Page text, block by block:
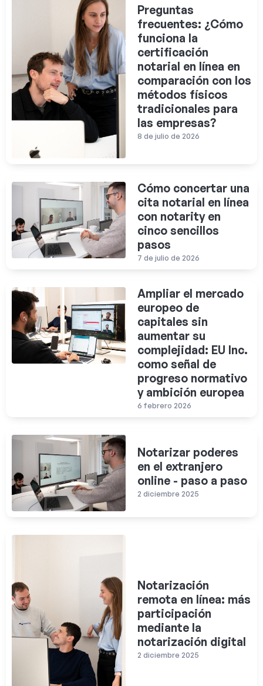
Preguntas
frecuentes: ¿Cómo
funciona la
certificación
notarial en línea en
comparación con los
métodos físicos
tradicionales para
las empresas?
8 de julio de 2026
Cómo concertar una
cita notarial en línea
con notarity en
cinco sencillos
pasos
7 de julio de 2026
Ampliar el mercado
europeo de
capitales sin
aumentar su
complejidad: EU Inc.
como señal de
progreso normativo
y ambición europea
6 febrero 2026
Notarizar poderes
en el extranjero
online - paso a paso
2 diciembre 2025
Notarización
remota en línea: más
participación
mediante la
notarización digital
2 diciembre 2025